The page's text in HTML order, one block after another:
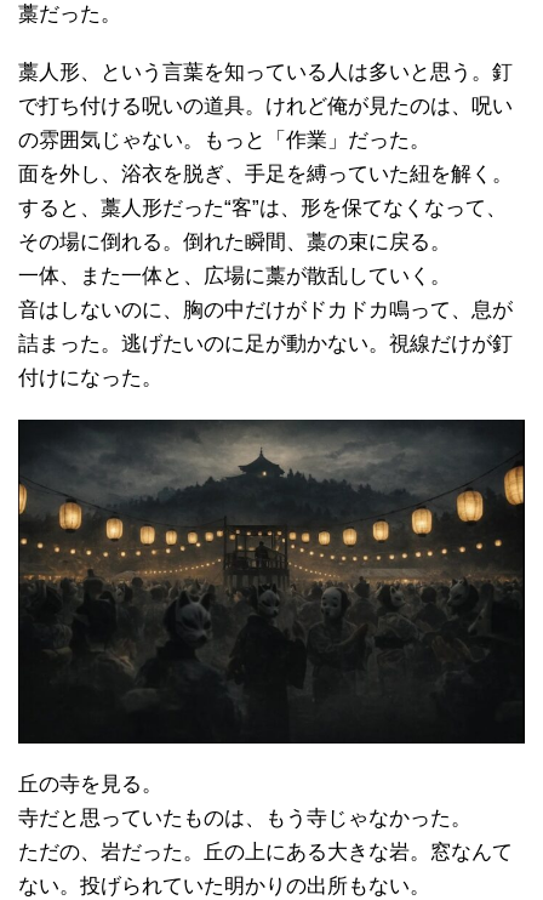
藁だった。
藁人形、という言葉を知っている人は多いと思う。釘
で打ち付ける呪いの道具。けれど俺が見たのは、呪い
の雰囲気じゃない。もっと「作業」だった。
面を外し、浴衣を脱ぎ、手足を縛っていた紐を解く。
すると、藁人形だった“客”は、形を保てなくなって、
その場に倒れる。倒れた瞬間、藁の束に戻る。
一体、また一体と、広場に藁が散乱していく。
音はしないのに、胸の中だけがドカドカ鳴って、息が
詰まった。逃げたいのに足が動かない。視線だけが釘
付けになった。
丘の寺を見る。
寺だと思っていたものは、もう寺じゃなかった。
ただの、岩だった。丘の上にある大きな岩。窓なんて
ない。投げられていた明かりの出所もない。